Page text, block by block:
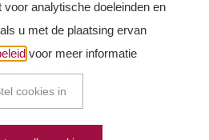
Ⓒ 2026
voorwaarden
Cookie Policy
analytische doeleinden en
u met de plaatsing ervan
voor meer informatie
cookies in